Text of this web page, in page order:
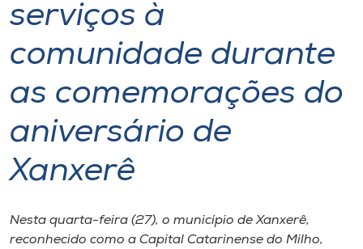
Atendimento ao Estudante
Portal de Ensino
Unoesc
Internacionalização
serviços à
comunidade durante
as comemorações do
aniversário de
Xanxerê
Nesta quarta-feira (27), o município de Xanxerê,
reconhecido como a Capital Catarinense do Milho,